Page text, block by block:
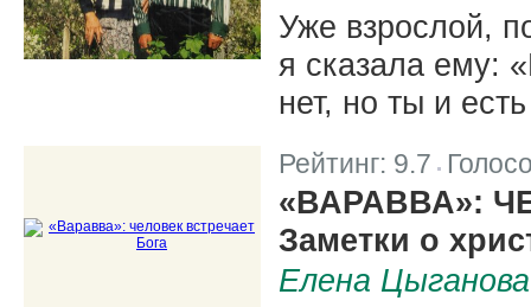
Уже взрослой,
я сказала ему:
нет, но ты и
Рейтинг: 9.7 |
«ВАРАВВА»:
Заметки о
Елена Цыганова